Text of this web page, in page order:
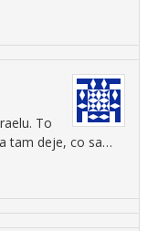
To
tam deje, co sa…